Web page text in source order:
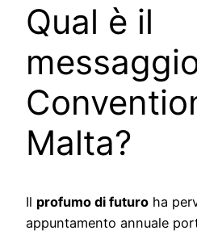
Qual è il
Malta?
Il profumo di futuro ha
appuntamento annuale